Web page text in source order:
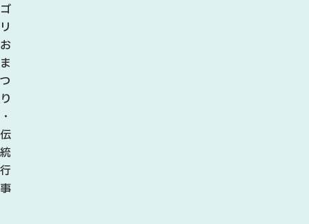
ゴ
リ
お
ま
つ
り
・
伝
統
行
事